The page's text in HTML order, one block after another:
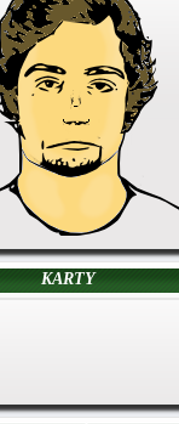
KARTY